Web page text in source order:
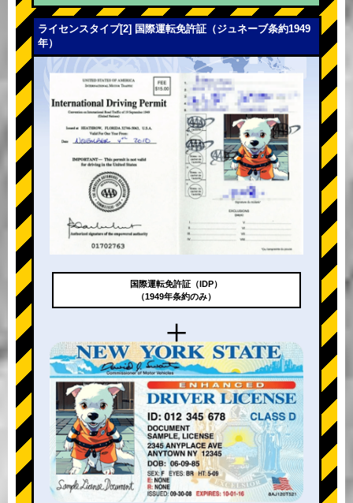
ライセンスタイプ[2] 国際運転免許証（ジュネーブ条約1949
年）
+
国際運転免許証（IDP）
（1949年条約のみ）